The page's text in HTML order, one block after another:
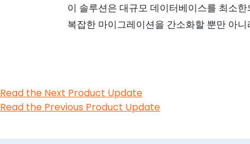
이 솔루션은 대규모 데이터베이스를 최소
복잡한 마이그레이션을 간소화할 뿐만 아
Read the Next Product Update
Read the Previous Product Update